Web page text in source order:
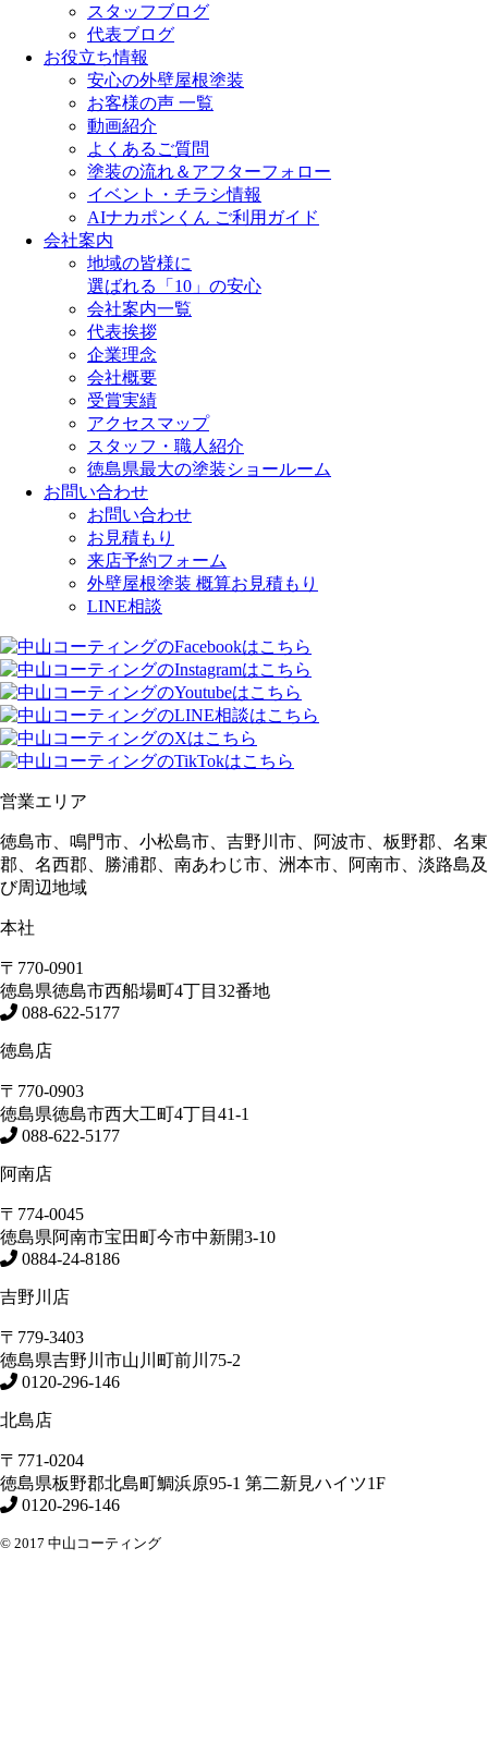
スタッフブログ
代表ブログ
お役立ち情報
安心の外壁屋根塗装
お客様の声 一覧
動画紹介
よくあるご質問
塗装の流れ＆アフターフォロー
イベント・チラシ情報
AIナカポンくん ご利用ガイド
会社案内
地域の皆様に
選ばれる「10」の安心
会社案内一覧
代表挨拶
企業理念
会社概要
受賞実績
アクセスマップ
スタッフ・職人紹介
徳島県最大の塗装ショールーム
お問い合わせ
お問い合わせ
お見積もり
来店予約フォーム
外壁屋根塗装 概算お見積もり
LINE相談
営業エリア
徳島市、鳴門市、小松島市、吉野川市、阿波市、板野郡、名東
郡、名西郡、勝浦郡、南あわじ市、洲本市、阿南市、淡路島及
び周辺地域
本社
〒770-0901
徳島県徳島市西船場町4丁目32番地
088-622-5177
徳島店
〒770-0903
徳島県徳島市西大工町4丁目41-1
088-622-5177
阿南店
〒774-0045
徳島県阿南市宝田町今市中新開3-10
0884-24-8186
吉野川店
〒779-3403
徳島県吉野川市山川町前川75-2
0120-296-146
北島店
〒771-0204
徳島県板野郡北島町鯛浜原95-1 第二新見ハイツ1F
0120-296-146
© 2017 中山コーティング